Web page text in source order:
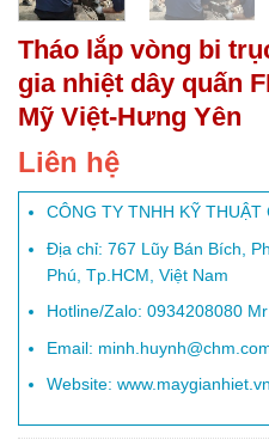
Tháo lắp vòng bi
gia nhiệt dây quấn
Mỹ Việt-Hưng Yên
Liên hệ
CÔNG TY TNHH KỸ THUẬT
Địa chỉ: 767 Lũy Bán Bích,
Phú, Tp.HCM, Việt Nam
Hotline/Zalo: 0934208080
Email:
Website: www.maygianhiet.vn